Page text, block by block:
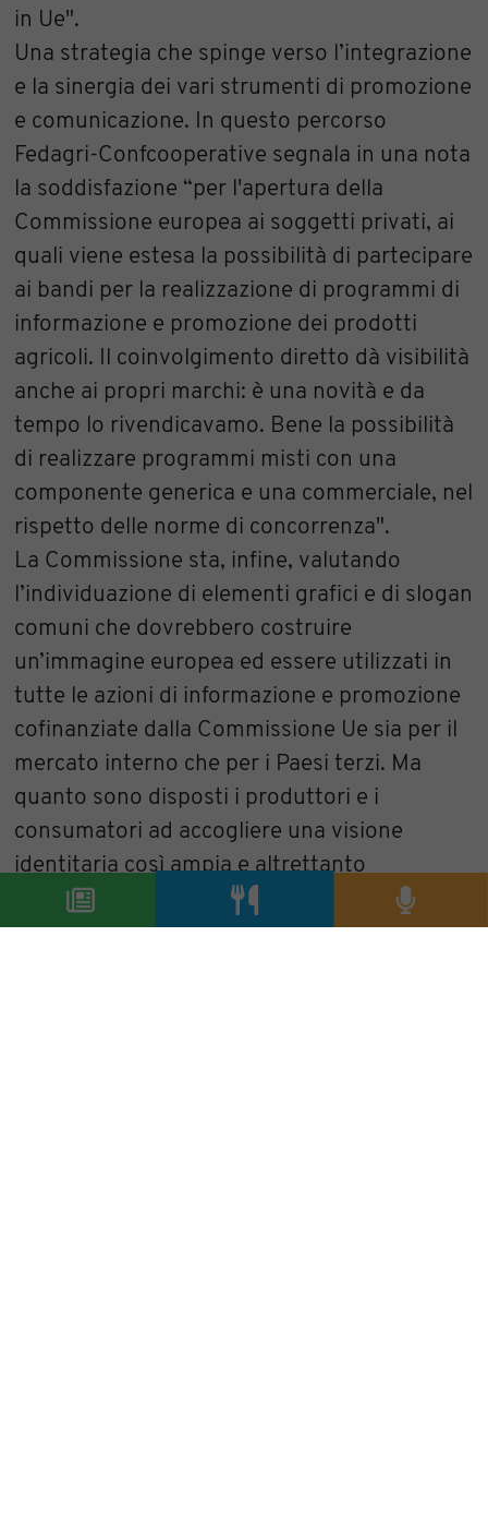
in Ue".
Una strategia che spinge verso l’integrazione
e la sinergia dei vari strumenti di promozione
e comunicazione. In questo percorso
Fedagri-Confcooperative segnala in una nota
la soddisfazione “per l'apertura della
Commissione europea ai soggetti privati, ai
quali viene estesa la possibilità di partecipare
ai bandi per la realizzazione di programmi di
informazione e promozione dei prodotti
agricoli. Il coinvolgimento diretto dà visibilità
anche ai propri marchi: è una novità e da
tempo lo rivendicavamo. Bene la possibilità
di realizzare programmi misti con una
componente generica e una commerciale, nel
rispetto delle norme di concorrenza".
La Commissione sta, infine, valutando
l’individuazione di elementi grafici e di slogan
comuni che dovrebbero costruire
un’immagine europea ed essere utilizzati in
tutte le azioni di informazione e promozione
cofinanziate dalla Commissione Ue sia per il
mercato interno che per i Paesi terzi. Ma
quanto sono disposti i produttori e i
consumatori ad accogliere una visione
identitaria così ampia e altrettanto
diversificata? Quali sono gli elementi che
uniscono l’Aceto Balsamico Tradizionale di